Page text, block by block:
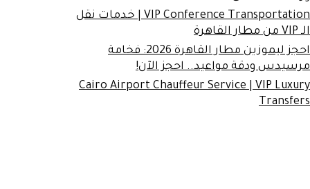
VIP Conference Transportation | خدمات نقل
الـ VIP من مطار القاهرة
احجز ليموزين مطار القاهرة 2026: فخامة
مرسيدس ودقة مواعيد.. احجز الآن!
Cairo Airport Chauffeur Service | VIP Luxury
Transfers